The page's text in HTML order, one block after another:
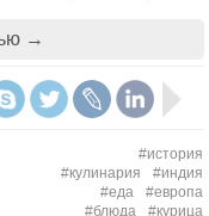
проказой или,
Великий.
Он
поле
→
#история
#кулинария
#индия
#еда
#европа
#блюда
#курица